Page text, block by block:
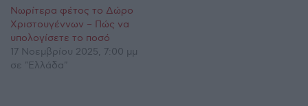
Νωρίτερα φέτος το Δώρο
Χριστουγέννων – Πώς να
υπολογίσετε το ποσό
17 Νοεμβρίου 2025, 7:00 μμ
σε "Ελλάδα"